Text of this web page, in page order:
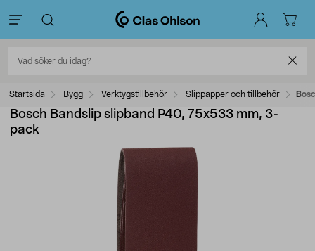
Startsida Bygg Verktygstillbehör Slippapper och tillbehör
Bosch Bandslip slipband P40, 75x533 mm, 3-
pack